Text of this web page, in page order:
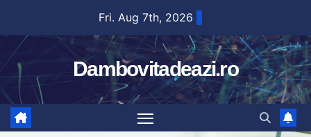
content
Fri. Aug 7th, 2026
Dambovitadeazi.ro